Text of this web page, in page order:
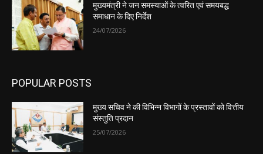
मुख्यमंत्री ने जन समस्याओं के त्वरित एवं समयबद्ध
समाधान के दिए निर्देश
24/07/2026
POPULAR POSTS
मुख्य सचिव ने की विभिन्न विभागों के प्रस्तावों को वित्तीय
संस्तुति प्रदान
25/07/2026